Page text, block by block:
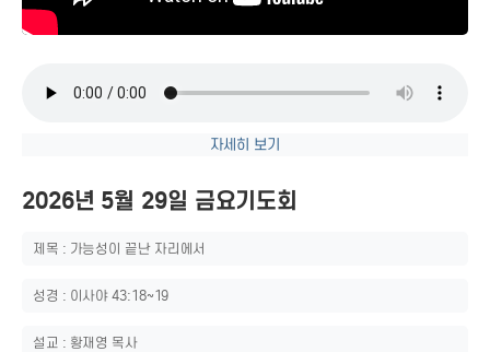
자세히 보기
2026년 5월 29일 금요기도회
제목 : 가능성이 끝난 자리에서
성경 : 이사야 43:18~19
설교 : 황재영 목사